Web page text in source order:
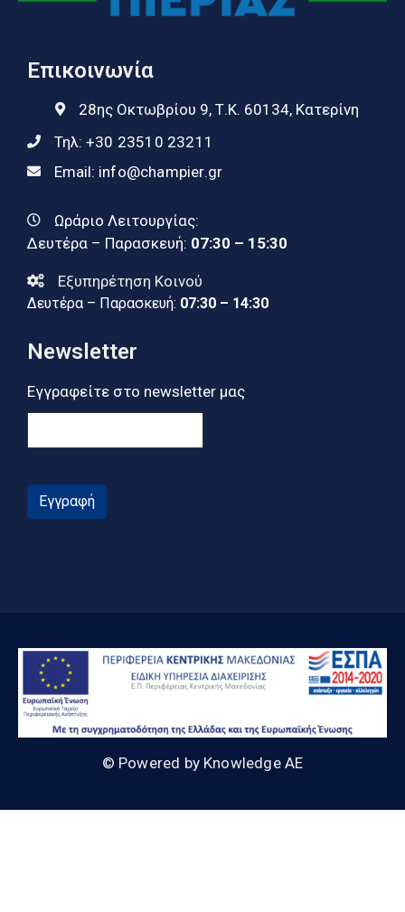
Επικοινωνία
28ης Οκτωβρίου 9, Τ.Κ. 60134, Κατερίνη
Τηλ: +30 23510 23211
Email: info@champier.gr
Ωράριο Λειτουργίας:
Δευτέρα – Παρασκευή: 07:30 – 15:30
Εξυπηρέτηση Κοινού
Δευτέρα – Παρασκευή: 07:30 – 14:30
Newsletter
Εγγραφείτε στο newsletter μας
Εγγραφή
© Powered by Knowledge AE